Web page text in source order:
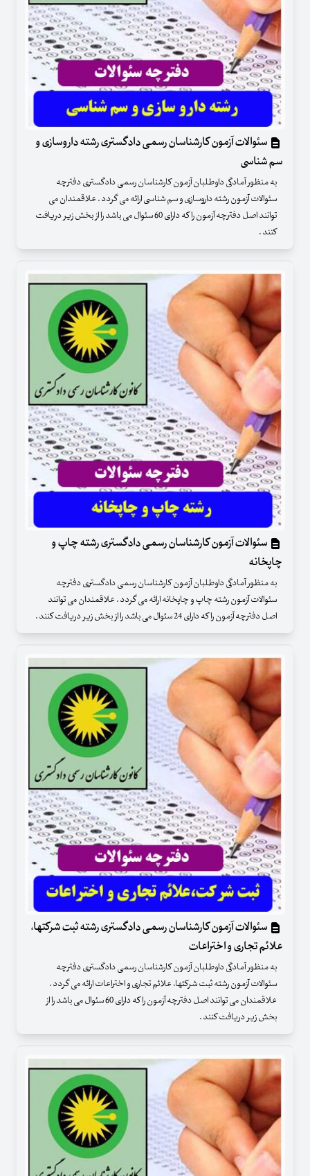
سئوالات آزمون کارشناسان رسمی دادگستری رشته داروسازی و
سم شناسی
به منظور آمادگی داوطلبان آزمون کارشناسان رسمی دادگستری دفترچه
سئوالات آزمون رشته داروسازی و سم شناسی ارائه می گردد . علاقمندان می
توانند اصل دفترچه آزمون را که دارای 60 سئوال می باشد را از بخش زیر دریافت
کنند .
سئوالات آزمون کارشناسان رسمی دادگستری رشته چاپ و
چاپخانه
به منظور آمادگی داوطلبان آزمون کارشناسان رسمی دادگستری دفترچه
سئوالات آزمون رشته چاپ و چاپخانه ارائه می گردد . علاقمندان می توانند
اصل دفترچه آزمون را که دارای 24 سئوال می باشد را از بخش زیر دریافت کنند .
سئوالات آزمون کارشناسان رسمی دادگستری رشته ثبت شرکتها،
علائم تجاری و اختراعات
به منظور آمادگی داوطلبان آزمون کارشناسان رسمی دادگستری دفترچه
سئوالات آزمون رشته ثبت شرکتها، علائم تجاری و اختراعات ارائه می گردد .
علاقمندان می توانند اصل دفترچه آزمون را که دارای 60 سئوال می باشد را از
بخش زیر دریافت کنند .